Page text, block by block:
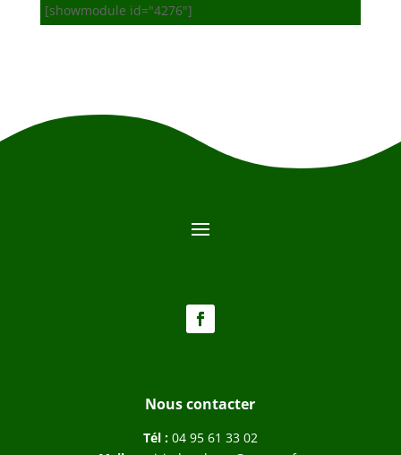
[showmodule id="4276"]
Nous contacter
Tél : 04 95 61 33 02